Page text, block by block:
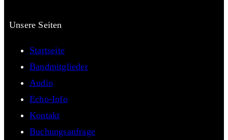
Unsere Seiten
Startseite
Bandmitglieder
Audio
Echo-Info
Kontakt
Buchungsanfrage